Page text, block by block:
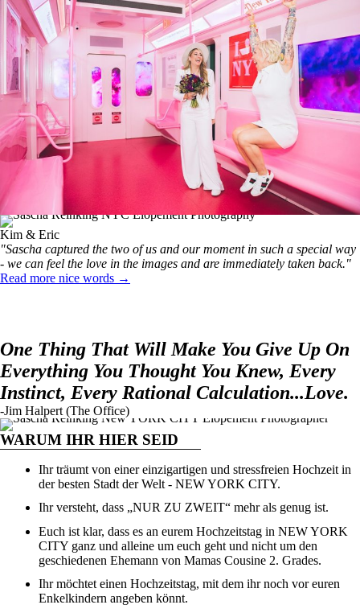
Kim & Eric
"Sascha captured the two of us and our moment in such a special way
- we can feel the love in the images and are immediately taken back."
Read more nice words →
One Thing That Will Make You Give Up On
Everything You Thought You Knew, Every
Instinct, Every Rational Calculation...Love.
-Jim Halpert (The Office)
WARUM IHR HIER SEID
Ihr träumt von einer einzigartigen und stressfreien Hochzeit in
der besten Stadt der Welt - NEW YORK CITY.
Ihr versteht, dass „NUR ZU ZWEIT“ mehr als genug ist.
Euch ist klar, dass es an eurem Hochzeitstag in NEW YORK
CITY ganz und alleine um euch geht und nicht um den
geschiedenen Ehemann von Mamas Cousine 2. Grades.
Ihr möchtet einen Hochzeitstag, mit dem ihr noch vor euren
Enkelkindern angeben könnt.